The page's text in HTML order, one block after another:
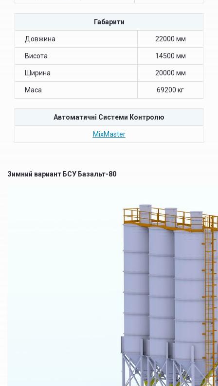
Габарити
Довжина 22000 мм
Висота 14500 мм
Ширина 20000 мм
Маса 69200 кг
Автоматичні Системи Контролю
MixMaster
Зимний вариант БСУ Базальт-80